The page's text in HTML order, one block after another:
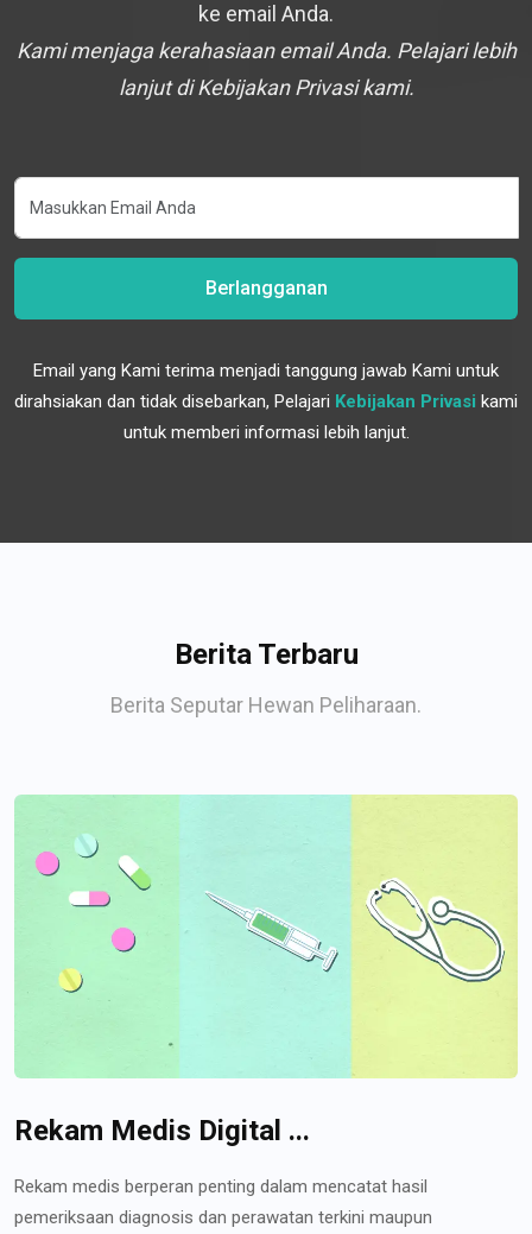
ke email Anda.
Kami menjaga kerahasiaan email Anda. Pelajari lebih
lanjut di Kebijakan Privasi kami.
Berlangganan
Email yang Kami terima menjadi tanggung jawab Kami untuk
dirahsiakan dan tidak disebarkan, Pelajari Kebijakan Privasi kami
untuk memberi informasi lebih lanjut.
Berita Terbaru
Berita Seputar Hewan Peliharaan.
Rekam Medis Digital ...
Rekam medis berperan penting dalam mencatat hasil
pemeriksaan diagnosis dan perawatan terkini maupun